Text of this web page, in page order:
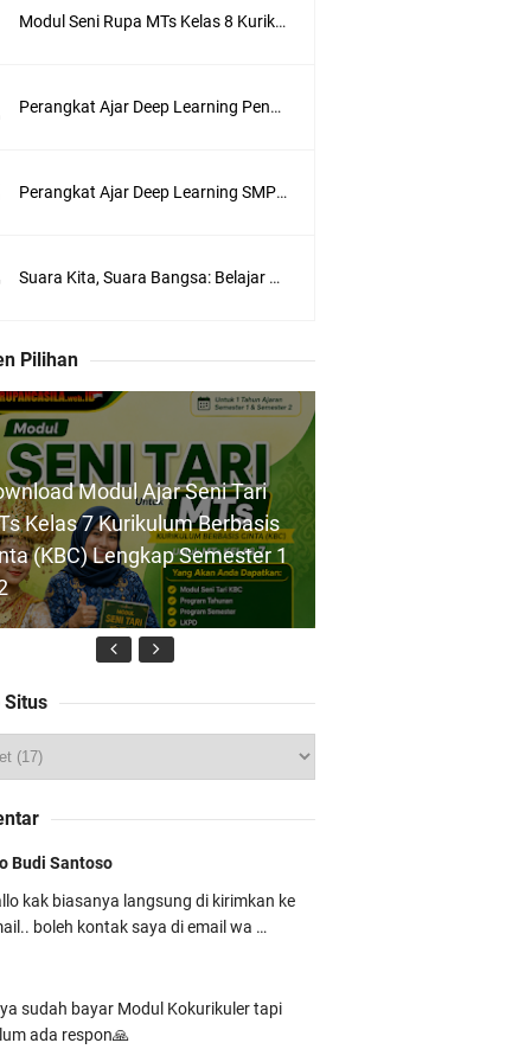
Modul Seni Rupa MTs Kelas 8 Kurikulum Berbasis Cinta (KBC) Terlengkap Semester 1 dan 2
Perangkat Ajar Deep Learning Pendidikan Pancasila SMA/MA Kelas X, XI, XII Lengkap
Perangkat Ajar Deep Learning SMP Pendidikan Pancasila Kelas 7, 8, 9 Lengkap CP 046/H/KR/2025
Suara Kita, Suara Bangsa: Belajar Menyampaikan Aspirasi dengan Bijak
Pilihan
Modul Ajar Seni Tari
Kelas 7 Kurikulum Berbasis
(KBC) Lengkap Semester 1
Program Kerja Wakil
Madrasah Bidang
Kurikulum Cinta
Ajar SKI MTs Kelas 7
Berbasis Cinta (KBC)
Situs
Budi Santoso
kak biasanya langsung di kirimkan ke
boleh kontak saya di email wa …
sudah bayar Modul Kokurikuler tapi
ada respon🙏